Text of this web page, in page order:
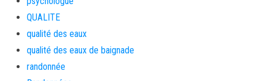
QUALITE
qualité des eaux
qualité des eaux de baignade
randonnée